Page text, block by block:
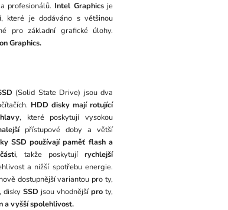
profesionálů. Intel Graphicsje
které je dodáváno s většinou
pro základní grafické úlohy.
Graphics.
(Solid State Drive) jsou dva
HDD disky mají rotující
, které poskytují vysokou
přístupové doby a větší
SSD používají paměť flash a
, takže poskytujírychlejší
a nižší spotřebu energie.
dostupnější variantou pro ty,
disky SSD jsou vhodnějšípro ty,
a vyšší spolehlivost.